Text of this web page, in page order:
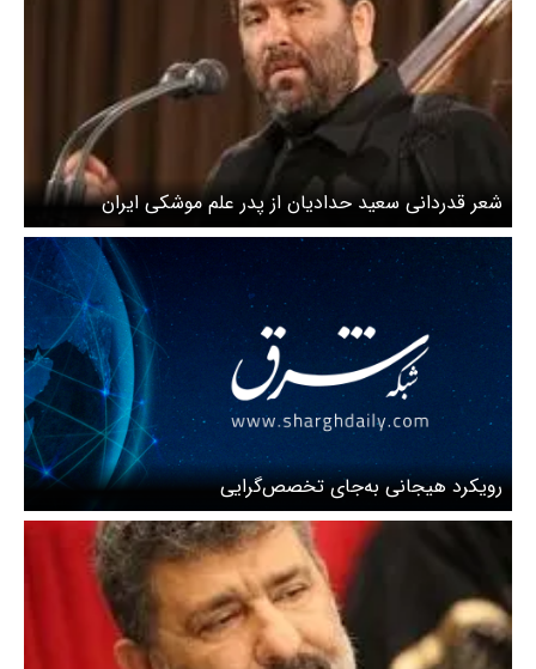
شعر قدردانی سعید حدادیان از پدر علم موشکی ایران
رویکرد هیجانی به‌جای تخصص‌گرایی